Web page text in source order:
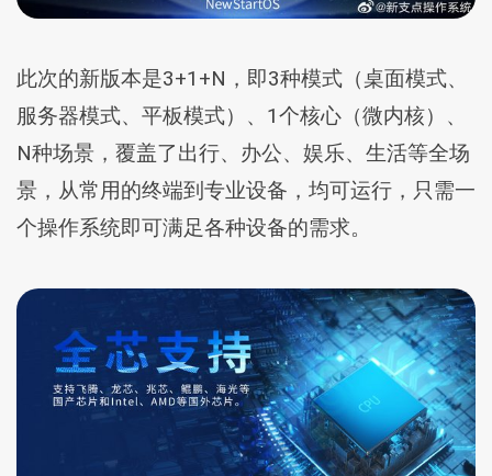
此次的新版本是3+1+N，即3种模式（桌面模式、
服务器模式、平板模式）、1个核心（微内核）、
N种场景，覆盖了出行、办公、娱乐、生活等全场
景，从常用的终端到专业设备，均可运行，只需一
个操作系统即可满足各种设备的需求。